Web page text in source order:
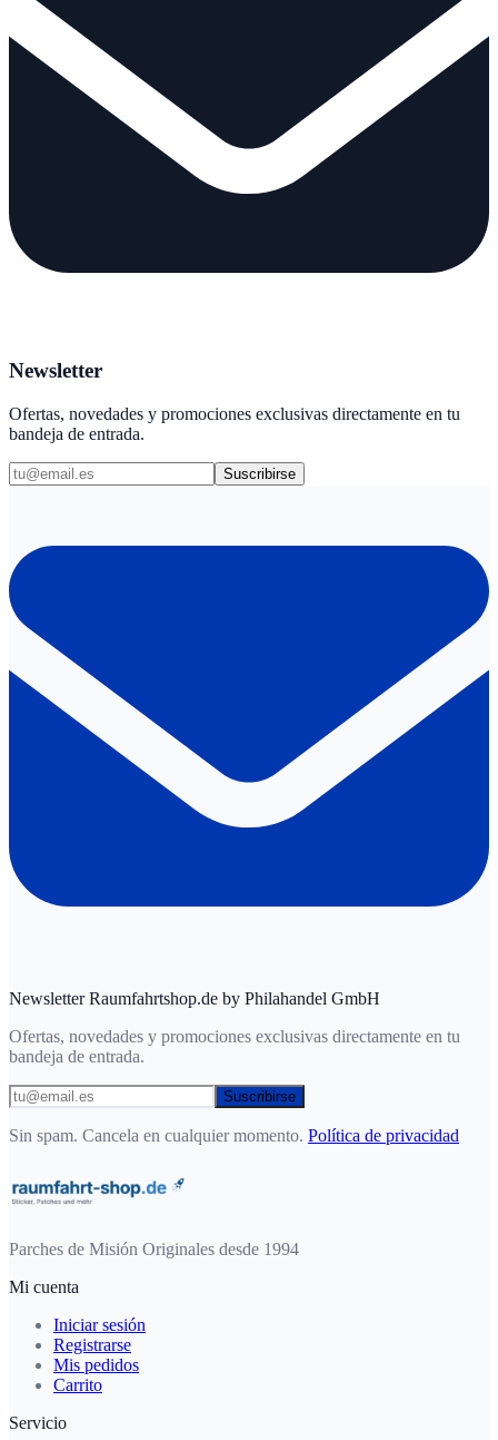
Newsletter
Ofertas, novedades y promociones exclusivas directamente en tu
bandeja de entrada.
Suscribirse
Newsletter Raumfahrtshop.de by Philahandel GmbH
Ofertas, novedades y promociones exclusivas directamente en tu
bandeja de entrada.
Suscribirse
Sin spam. Cancela en cualquier momento. Política de privacidad
Parches de Misión Originales desde 1994
Mi cuenta
Iniciar sesión
Registrarse
Mis pedidos
Carrito
Servicio